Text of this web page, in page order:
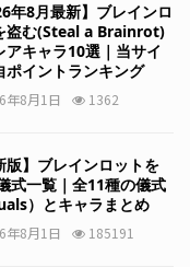
年8月最新】ブレインロ
盗む(Steal a Brainrot)
アキャラ10選｜当サイ
ポイントランキング
年8月1日 1362
版】ブレインロットを
式一覧｜全11種の儀式
）とキャラまとめ
年8月1日 185191